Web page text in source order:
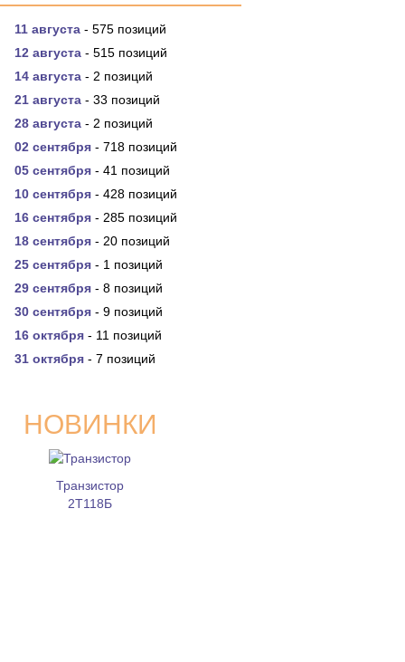
11 августа - 575 позиций
12 августа - 515 позиций
14 августа - 2 позиций
21 августа - 33 позиций
28 августа - 2 позиций
02 сентября - 718 позиций
05 сентября - 41 позиций
10 сентября - 428 позиций
16 сентября - 285 позиций
18 сентября - 20 позиций
25 сентября - 1 позиций
29 сентября - 8 позиций
30 сентября - 9 позиций
16 октября - 11 позиций
31 октября - 7 позиций
НОВИНКИ
Транзистор
2Т118Б